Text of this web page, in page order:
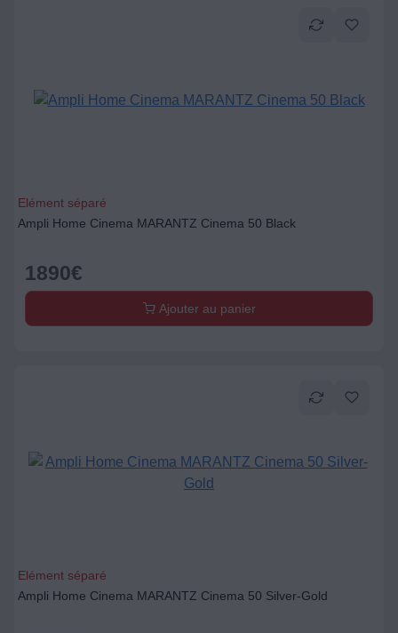
Elément séparé
Ampli Home Cinema MARANTZ Cinema 50 Black
1890€
Ajouter au panier
Elément séparé
Ampli Home Cinema MARANTZ Cinema 50 Silver-Gold